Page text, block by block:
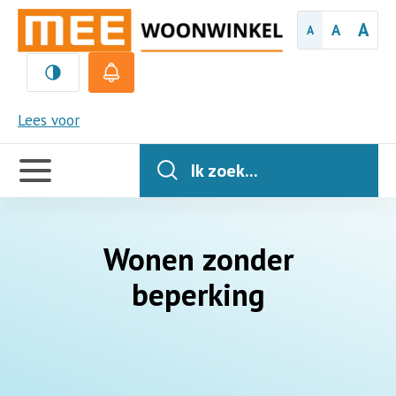
A A A
Lees voor
MEE
Handige
links
Ik zoek...
Wonen zonder
beperking